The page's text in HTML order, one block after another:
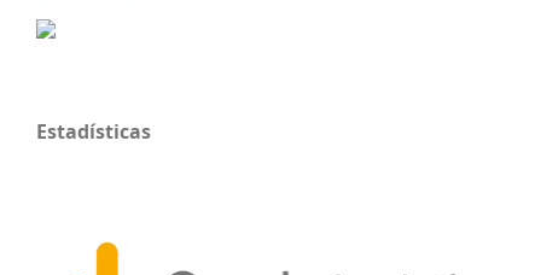
Estadísticas